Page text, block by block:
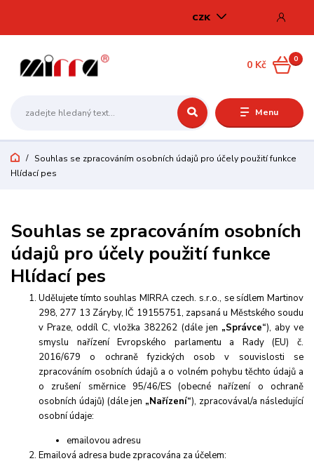
Menu
CZK
0
0 Kč
Souhlas se zpracováním osobních údajů pro účely použití funkce
Hlídací pes
Souhlas se zpracováním osobních
údajů pro účely použití funkce
Hlídací pes
Udělujete tímto souhlas MIRRA czech. s.r.o., se sídlem Martinov
298, 277 13 Záryby, IČ 19155751, zapsaná u Městského soudu
v Praze, oddíl C, vložka 382262 (dále jen „Správce“), aby ve
smyslu nařízení Evropského parlamentu a Rady (EU) č.
2016/679 o ochraně fyzických osob v souvislosti se
zpracováním osobních údajů a o volném pohybu těchto údajů a
o zrušení směrnice 95/46/ES (obecné nařízení o ochraně
osobních údajů) (dále jen „Nařízení“), zpracovával/a následující
osobní údaje:
emailovou adresu
Emailová adresa bude zpracována za účelem: